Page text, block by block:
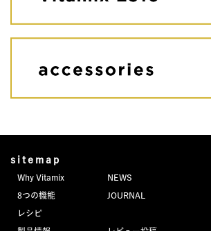
sitemap
Why Vitamix
8つの機能
レシピ
NEWS
JOURNAL